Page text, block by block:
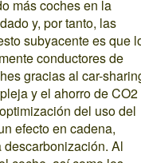
más coches en la
y, por tanto, las
subyacente es que
conductores de
gracias al car-
y el ahorro de CO2
del uso del
efecto en cadena,
Al